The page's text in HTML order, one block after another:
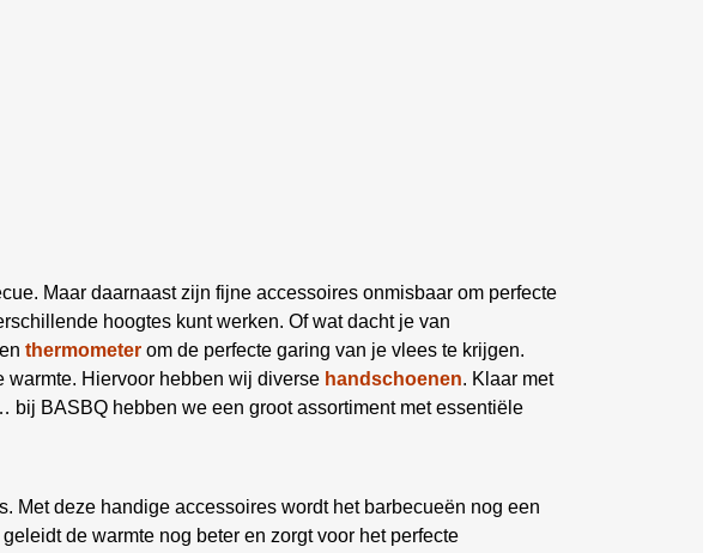
Maar daarnaast zijn fijne accessoires onmisbaar om perfecte
hoogtes kunt werken. Of wat dacht je van
thermometer om de perfecte garing van je vlees te krijgen.
warmte. Hiervoor hebben wij diverse handschoenen. Klaar met
BASBQ hebben we een groot assortiment met essentiële
Met deze handige accessoires wordt het barbecueën nog een
de warmte nog beter en zorgt voor het perfecte